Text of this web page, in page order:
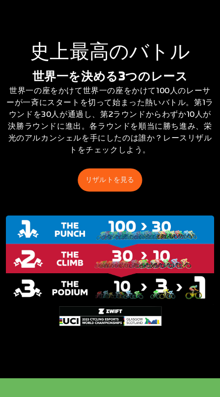
史上最高のバトル
世界一を決める3つのレース
世界一の座をかけて世界一の座をかけて100人のレーサ
ーが一斉にスタートを切って始まった熱いバトル。第1ラ
ウンドを30人が通過し、第2ラウンドからわずか10人が
決勝ラウンドに進出。各ラウンドを順当に勝ち進み、栄
光のアルカンシェルを手にしたのは誰か？レースリザル
トをチェックしよう。
リザルトを見る